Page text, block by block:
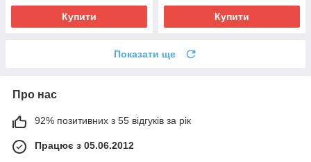
Купити Купити
Показати ще
Про нас
92% позитивних з 55 відгуків за рік
Працює з 05.06.2012